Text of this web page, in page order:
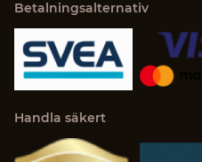
Betalningsalternativ
Handla säkert